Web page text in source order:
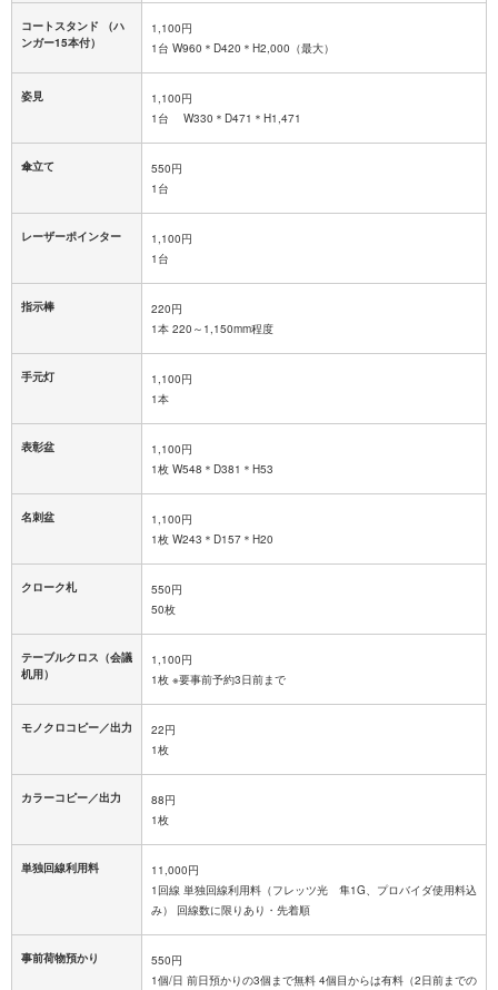
コートスタンド （ハ
ンガー15本付）
1,100円
1台 W960＊D420＊H2,000（最大）
姿見
1,100円
1台 W330＊D471＊H1,471
傘立て
550円
1台
レーザーポインター
1,100円
1台
指示棒
220円
1本 220～1,150mm程度
手元灯
1,100円
1本
表彰盆
1,100円
1枚 W548＊D381＊H53
名刺盆
1,100円
1枚 W243＊D157＊H20
クローク札
550円
50枚
テーブルクロス（会議
机用）
1,100円
1枚 ※要事前予約3日前まで
モノクロコピー／出力
22円
1枚
カラーコピー／出力
88円
1枚
単独回線利用料
11,000円
1回線 単独回線利用料（フレッツ光 隼1G、プロバイダ使用料込
み） 回線数に限りあり・先着順
事前荷物預かり
550円
1個/日 前日預かりの3個まで無料 4個目からは有料（2日前までの